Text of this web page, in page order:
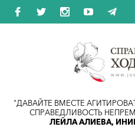
Jump to
"ДАВАЙТЕ ВМЕСТЕ
СПРАВЕДЛИВОСТЬ
ЛЕЙЛА АЛИЕВА,